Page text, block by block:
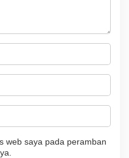
web saya pada peramban